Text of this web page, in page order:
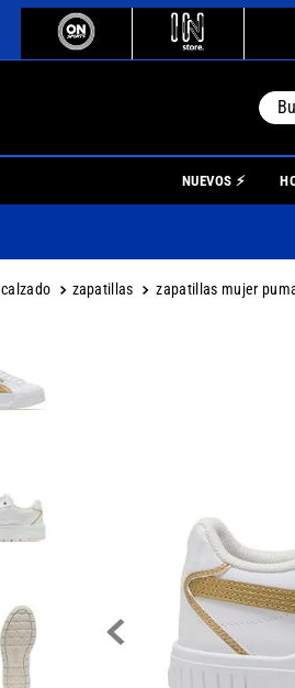
NUEVOS ⚡
calzado zapatillas zapatillas mujer
1
3
4